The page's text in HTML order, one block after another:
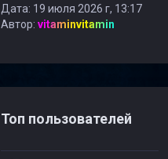
Дата: 19 июля 2026 г, 13:17
Автор: vitaminvitamin
Топ пользователей